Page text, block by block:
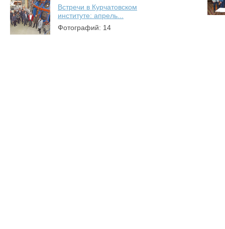
Встречи в Курчатовском
институте: апрель...
Фотографий: 14